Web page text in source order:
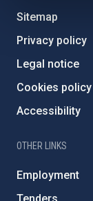
Sitemap
Privacy policy
Legal notice
Cookies policy
Accessibility
OTHER LINKS
Employment